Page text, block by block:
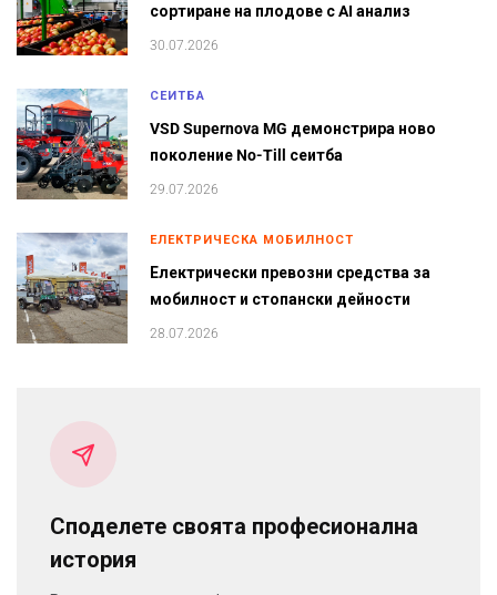
сортиране на плодове с AI анализ
30.07.2026
СЕИТБА
VSD Supernova MG демонстрира ново
поколение No-Till сеитба
29.07.2026
ЕЛЕКТРИЧЕСКА МОБИЛНОСТ
Електрически превозни средства за
мобилност и стопански дейности
28.07.2026
Споделете своята професионална
история